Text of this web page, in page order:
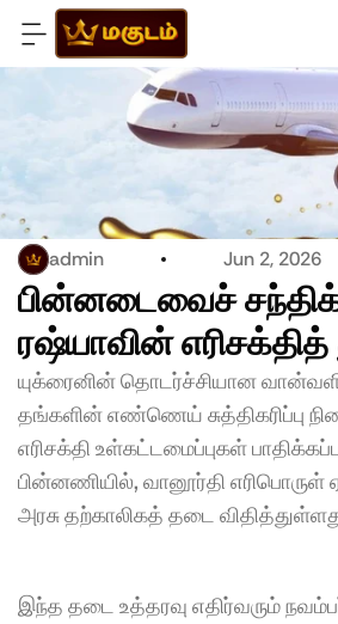
admin Jun 2, 2026
பின்னடைவைச்
ரஷ்யாவின் எரிசக்தித்
யுக்ரைனின் தொடர்ச்சியான
தங்களின் எண்ணெய் சுத்திகரிப்பு
எரிசக்தி உள்கட்டமைப்புகள்
பின்னணியில், வானூர்தி எரிபொருள்
அரசு தற்காலிகத் தடை
இந்த தடை உத்தரவு எதிர்வரும்